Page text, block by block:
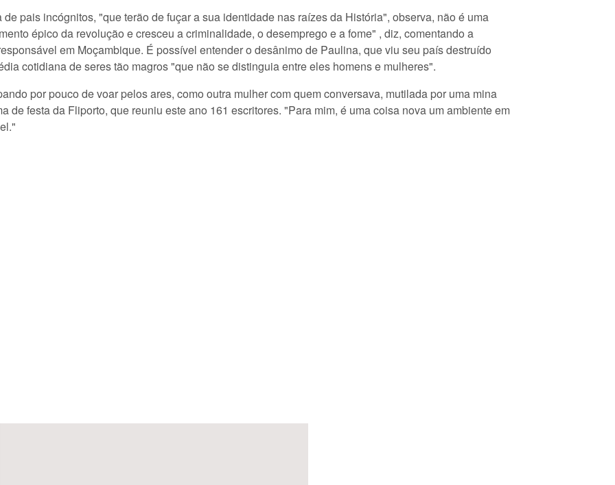
pais incógnitos, "que terão de fuçar a sua identidade nas raízes da História", observa, não é uma
épico da revolução e cresceu a criminalidade, o desemprego e a fome" , diz, comentando a
em Moçambique. É possível entender o desânimo de Paulina, que viu seu país destruído
cotidiana de seres tão magros "que não se distinguia entre eles homens e mulheres".
por pouco de voar pelos ares, como outra mulher com quem conversava, mutilada por uma mina
de festa da Fliporto, que reuniu este ano 161 escritores. "Para mim, é uma coisa nova um ambiente em